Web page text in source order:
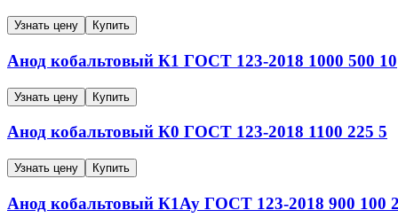
Узнать цену Купить
Анод кобальтовый К1 ГОСТ 123-2018 1000 500 10
Узнать цену Купить
Анод кобальтовый К0 ГОСТ 123-2018 1100 225 5
Узнать цену Купить
Анод кобальтовый К1Ау ГОСТ 123-2018 900 100